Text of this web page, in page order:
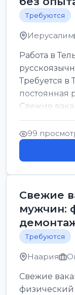
Требуются
Иерусалим
Работа в
Требуется в
постоянная
Свежие
мужчин и
99
Свежие
мужчин:
Требуются
Наария
Свежие
физический